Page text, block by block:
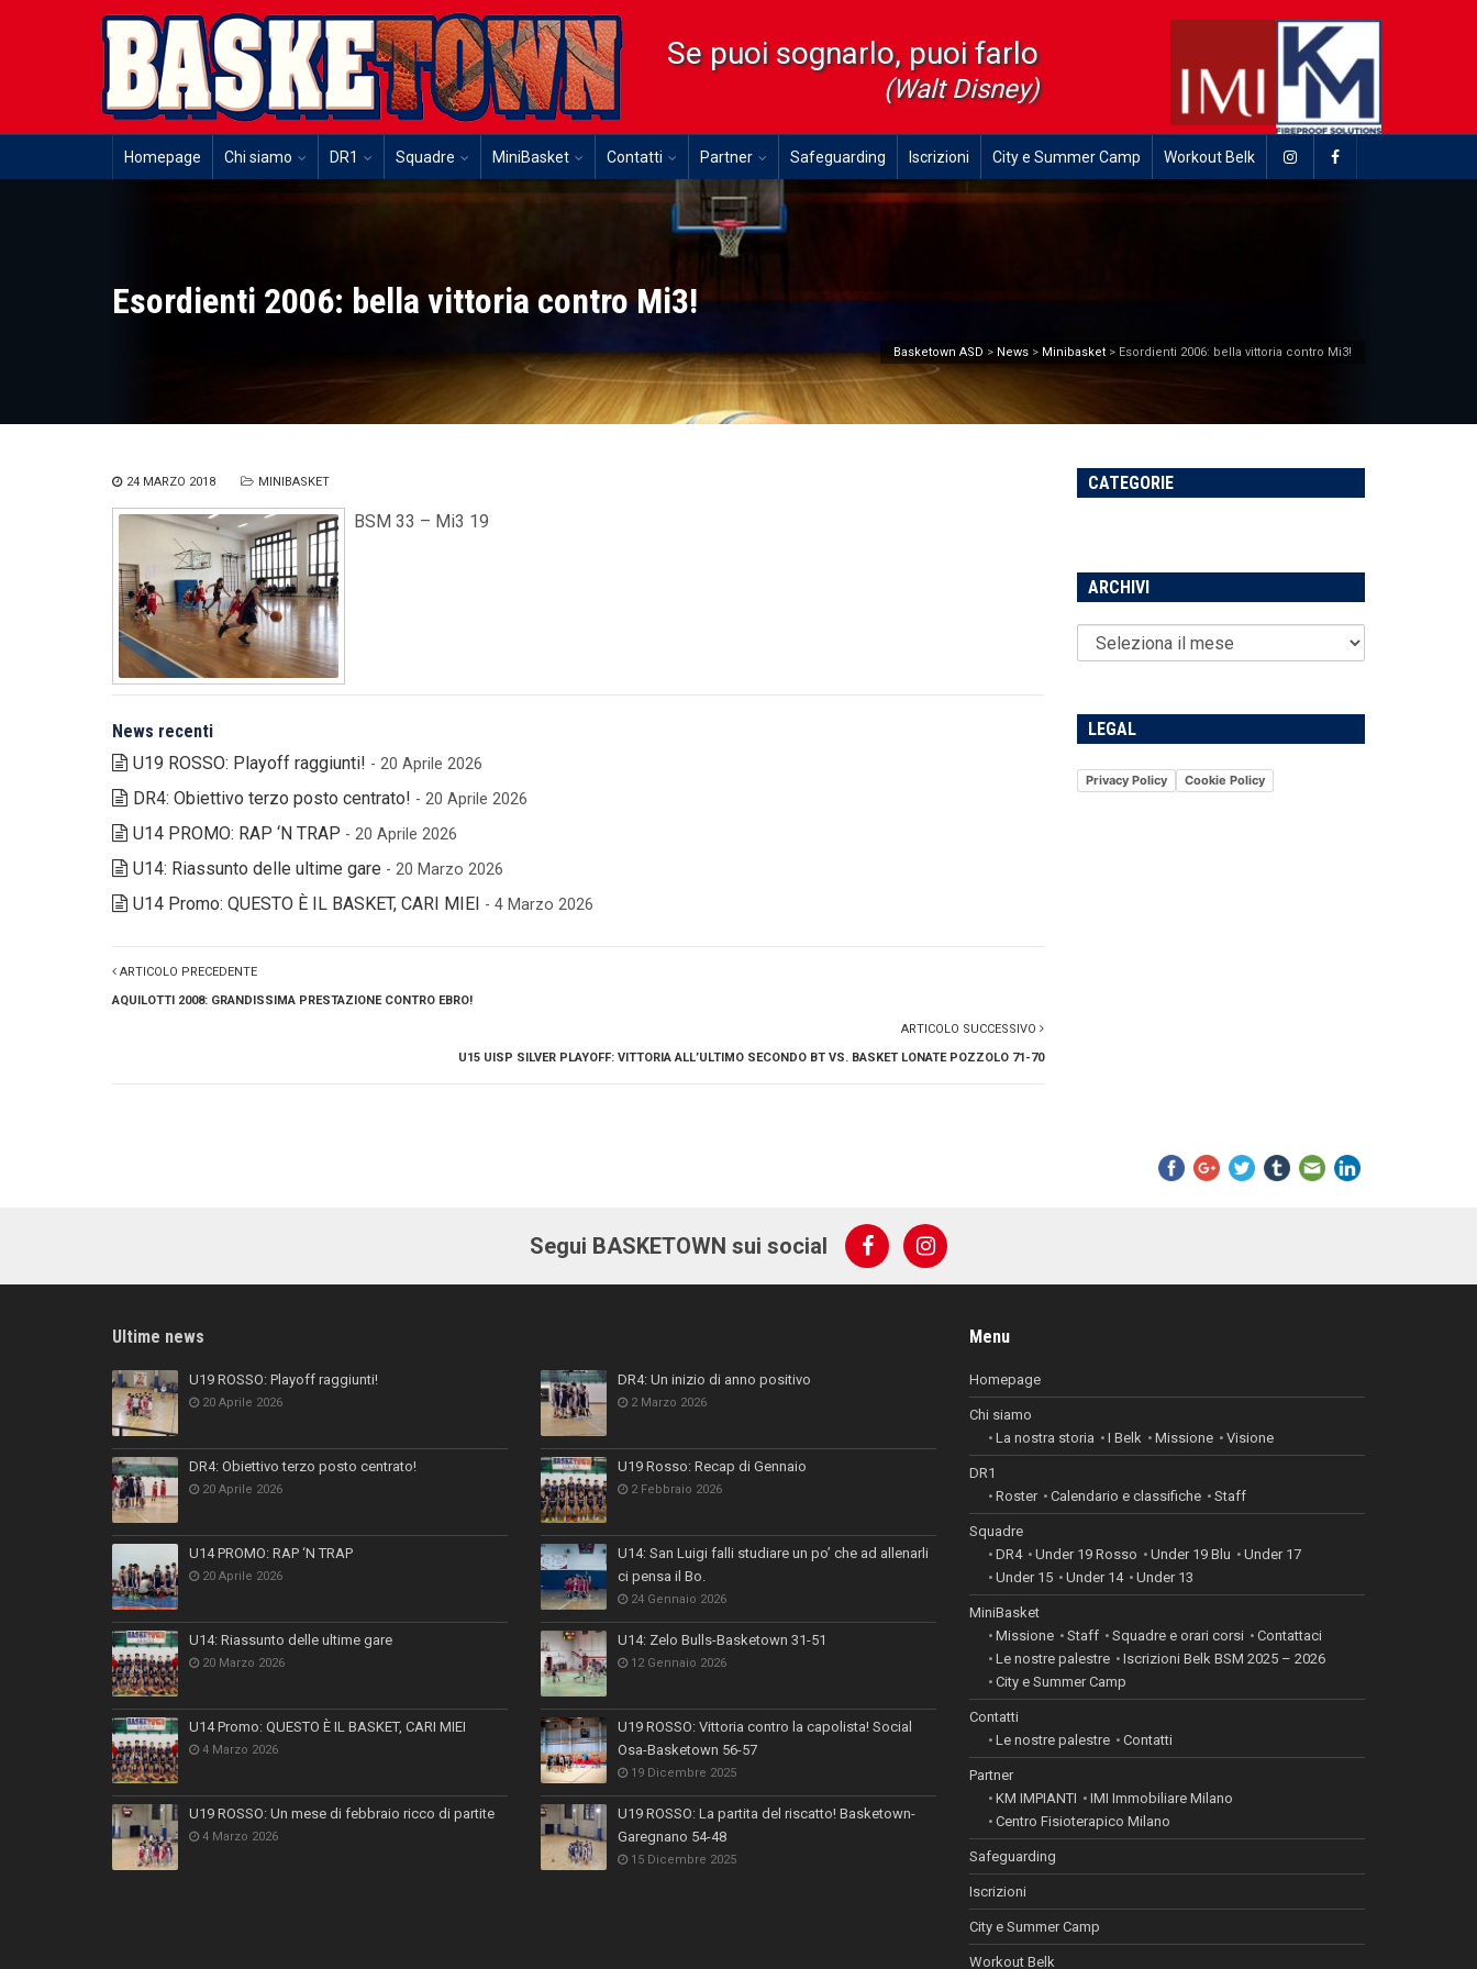
Se puoi sognarlo, puoi farlo
(Walt Disney)
Homepage Chi siamo DR1 Squadre MiniBasket Contatti Partner Safeguarding Iscrizioni City e Summer Camp Workout Belk
Esordienti 2006: bella vittoria contro Mi3!
Basketown ASD > News > Minibasket > Esordienti 2006: bella vittoria contro Mi3!
24 MARZO 2018 MINIBASKET
BSM 33 – Mi3 19
News recenti
U19 ROSSO: Playoff raggiunti! - 20 Aprile 2026
DR4: Obiettivo terzo posto centrato! - 20 Aprile 2026
U14 PROMO: RAP ‘N TRAP - 20 Aprile 2026
U14: Riassunto delle ultime gare - 20 Marzo 2026
U14 Promo: QUESTO È IL BASKET, CARI MIEI - 4 Marzo 2026
ARTICOLO PRECEDENTE
AQUILOTTI 2008: GRANDISSIMA PRESTAZIONE CONTRO EBRO!
ARTICOLO SUCCESSIVO
U15 UISP SILVER PLAYOFF: VITTORIA ALL’ULTIMO SECONDO BT VS. BASKET LONATE POZZOLO 71-70
CATEGORIE
ARCHIVI
LEGAL
Privacy Policy Cookie Policy
Segui BASKETOWN sui social
Ultime news
U19 ROSSO: Playoff raggiunti!
20 Aprile 2026
DR4: Obiettivo terzo posto centrato!
20 Aprile 2026
U14 PROMO: RAP ‘N TRAP
20 Aprile 2026
U14: Riassunto delle ultime gare
20 Marzo 2026
U14 Promo: QUESTO È IL BASKET, CARI MIEI
4 Marzo 2026
U19 ROSSO: Un mese di febbraio ricco di partite
4 Marzo 2026
DR4: Un inizio di anno positivo
2 Marzo 2026
U19 Rosso: Recap di Gennaio
2 Febbraio 2026
U14: San Luigi falli studiare un po’ che ad allenarli
ci pensa il Bo.
24 Gennaio 2026
U14: Zelo Bulls-Basketown 31-51
12 Gennaio 2026
U19 ROSSO: Vittoria contro la capolista! Social
Osa-Basketown 56-57
19 Dicembre 2025
U19 ROSSO: La partita del riscatto! Basketown-
Garegnano 54-48
15 Dicembre 2025
Menu
Homepage
Chi siamo
La nostra storia
I Belk Missione Visione
DR1
Roster
Calendario e classifiche Staff
Squadre
DR4
Under 19 Rosso Under 19 Blu
Under 17
Under 15
Under 14 Under 13
MiniBasket
Missione
Staff Squadre e orari corsi
Contattaci
Le nostre palestre
Iscrizioni Belk BSM 2025 – 2026
City e Summer Camp
Contatti
Le nostre palestre
Contatti
Partner
KM IMPIANTI
IMI Immobiliare Milano
Centro Fisioterapico Milano
Safeguarding
Iscrizioni
City e Summer Camp
Workout Belk